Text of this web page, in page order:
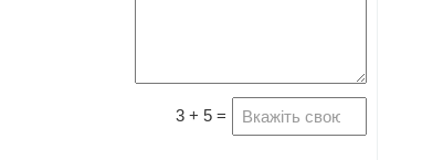
3 + 5 =